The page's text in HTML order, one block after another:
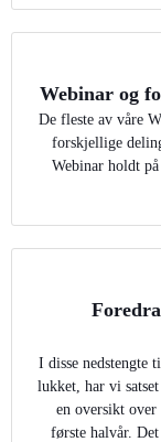
Webinar og
De fleste av våre
forskjellige
Webinar holdt
I disse nedstengte
lukket, har vi
en oversikt
første halvår.